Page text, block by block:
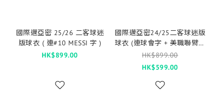
國際邁亞密 25/26 二客球迷
版球衣 ( 連#10 MESSI 字 )
HK$899.00
國際邁亞密24/25二客球迷版
球衣 (連球會字 + 美職聯臂章
+ 廣告 )
HK$899.00
HK$599.00